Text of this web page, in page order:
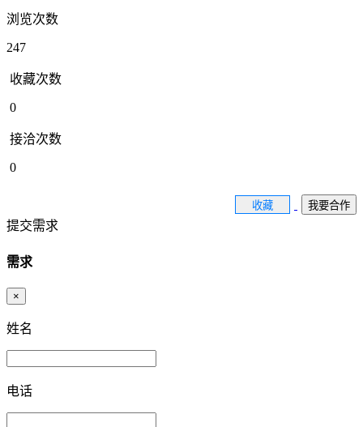
浏览次数
247
收藏次数
0
接洽次数
0
收藏 我要合作
提交需求
需求
×
姓名
电话